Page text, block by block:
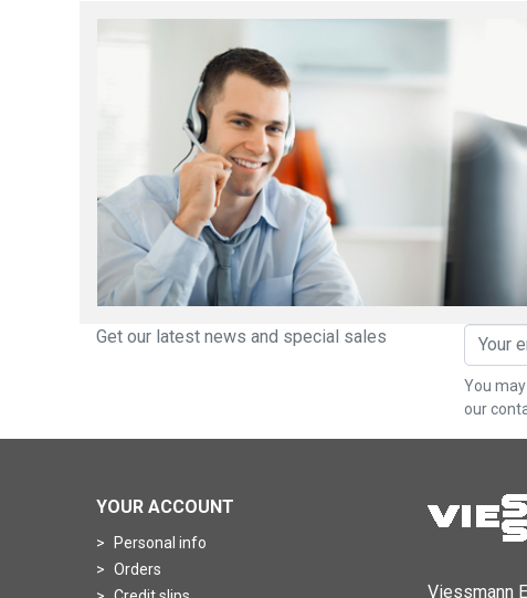
Get our latest news and special sales
You
our
YOUR ACCOUNT
Personal info
Orders
Viessmann